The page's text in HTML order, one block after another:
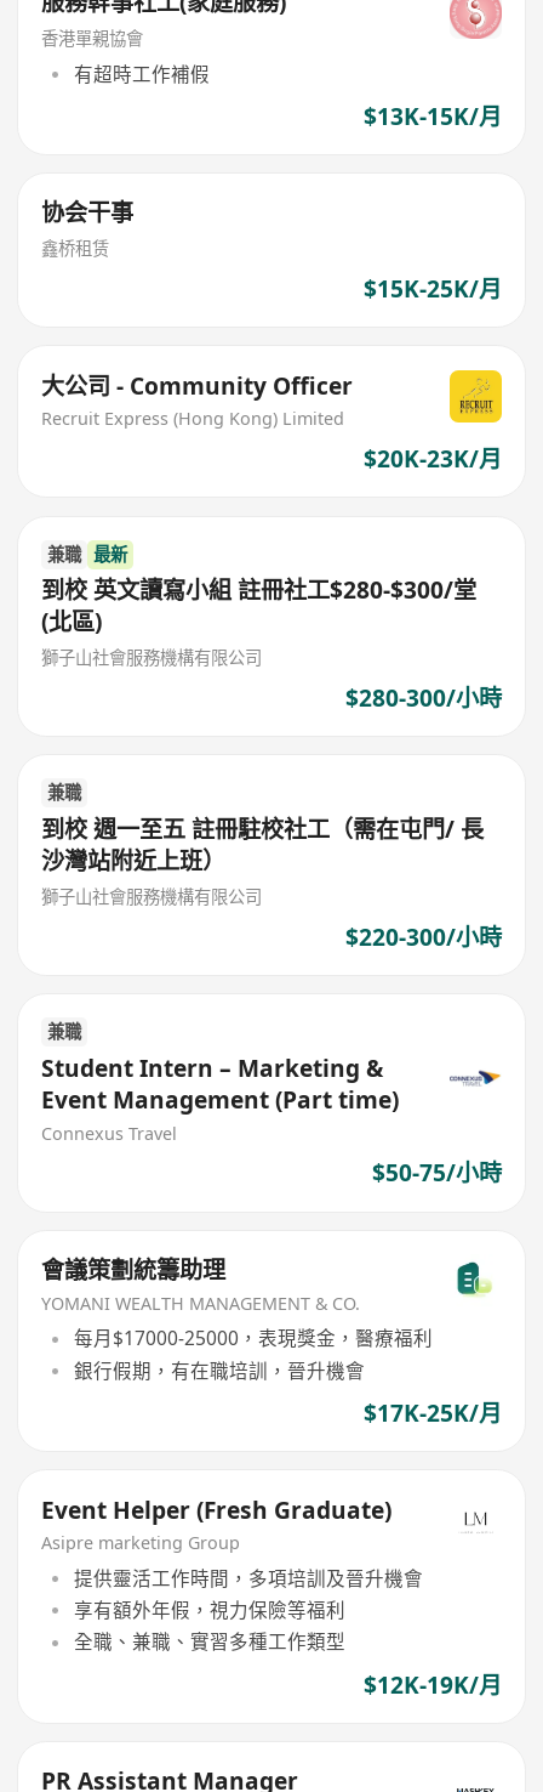
香港單親協會
有超時工作補假
$13K-15K/月
协会干事
鑫桥租赁
$15K-25K/月
大公司 - Community Officer
Recruit Express (Hong Kong) Limited
$20K-23K/月
兼職 最新
到校 英文讀寫小組 註冊社工$280-$300/堂
(北區)
獅子山社會服務機構有限公司
$280-300/小時
兼職
到校 週一至五 註冊駐校社工（需在屯門/ 長
沙灣站附近上班）
獅子山社會服務機構有限公司
$220-300/小時
兼職
Student Intern – Marketing &
Event Management (Part time)
Connexus Travel
$50-75/小時
會議策劃統籌助理
YOMANI WEALTH MANAGEMENT & CO.
每月$17000-25000，表現獎金，醫療福利
銀行假期，有在職培訓，晉升機會
$17K-25K/月
Event Helper (Fresh Graduate)
Asipre marketing Group
提供靈活工作時間，多項培訓及晉升機會
享有額外年假，視力保險等福利
全職、兼職、實習多種工作類型
$12K-19K/月
PR Assistant Manager